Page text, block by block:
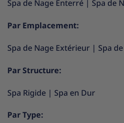
Spa de Nage Enterré | Spa de
Par Emplacement:
Spa de Nage Extérieur | Spa
Par Structure:
Spa Rigide | Spa en Dur
Par Type: